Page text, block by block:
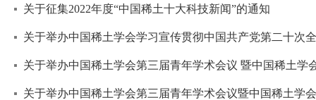
关于征集2022年度“中国稀土十大科技新闻”的通知
关于举办中国稀土学会学习宣传贯彻中国共产党第二十次
关于举办中国稀土学会第三届青年学术会议 暨中国稀土
关于举办中国稀土学会第三届青年学术会议暨中国稀土学